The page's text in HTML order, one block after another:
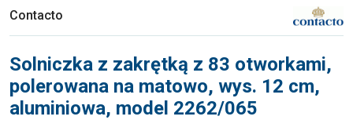
Contacto
Solniczka z zakrętką z 83 otworkami,
polerowana na matowo, wys. 12 cm,
aluminiowa, model 2262/065